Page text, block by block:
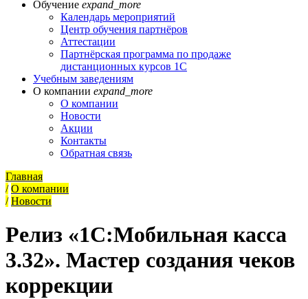
Обучение expand_more
Календарь мероприятий
Центр обучения партнёров
Аттестации
Партнёрская программа по продаже
дистанционных курсов 1С
Учебным заведениям
О компании expand_more
О компании
Новости
Акции
Контакты
Обратная связь
Главная
/ О компании
/ Новости
Релиз «1С:Мобильная касса
3.32». Мастер создания чеков
коррекции